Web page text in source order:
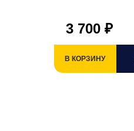
3 700 ₽
В КОРЗИНУ